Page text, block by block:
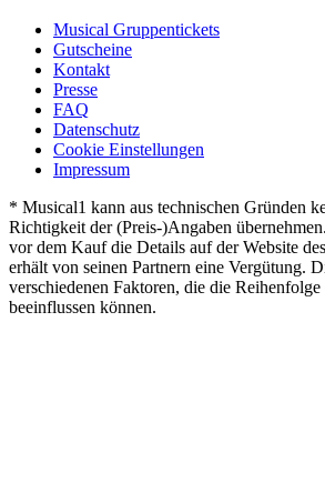
Musical Gruppentickets
Gutscheine
Kontakt
Presse
FAQ
Datenschutz
Cookie Einstellungen
Impressum
* Musical1 kann aus technischen Gründen
Richtigkeit der (Preis-)Angaben
vor dem Kauf die Details auf der Website
erhält von seinen Partnern eine Vergütung.
verschiedenen Faktoren, die die Reihenfolge
beeinflussen können.